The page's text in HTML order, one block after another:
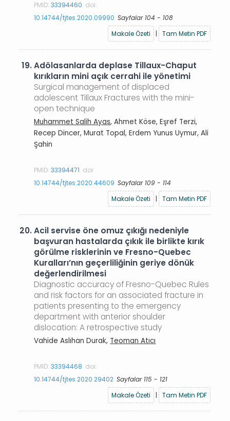
PMID:33394460 doi:
10.14744/tjtes.2020.09990 Sayfalar 104 - 108
Makale Özeti
| Tam Metin PDF
19.Adölasanlarda deplase Tillaux-Chaput
kırıkların mini açık cerrahi ile yönetimi
Surgical management of displaced
adolescent Tillaux Fractures with the mini-
open technique
Muhammet Salih Ayas, Ahmet Köse, Eşref Terzi,
Recep Dincer, Murat Topal, Erdem Yunus Uymur, Ali
Şahin
PMID:33394471 doi:
10.14744/tjtes.2020.44609 Sayfalar 109 - 114
Makale Özeti
| Tam Metin PDF
20.Acil servise öne omuz çıkığı nedeniyle
başvuran hastalarda çıkık ile birlikte kırık
görülme risklerinin ve Fresno-Quebec
Kuralları’nın geçerliliğinin geriye dönük
değerlendirilmesi
Diagnostic accuracy of Fresno-Quebec Rules
and risk factors for an associated fracture in
patients presenting to the emergency
department with anterior shoulder
dislocation: A retrospective study
Vahide Aslıhan Durak, Teoman Atıcı
PMID:33394468 doi:
10.14744/tjtes.2020.29402 Sayfalar 115 - 121
Makale Özeti
| Tam Metin PDF